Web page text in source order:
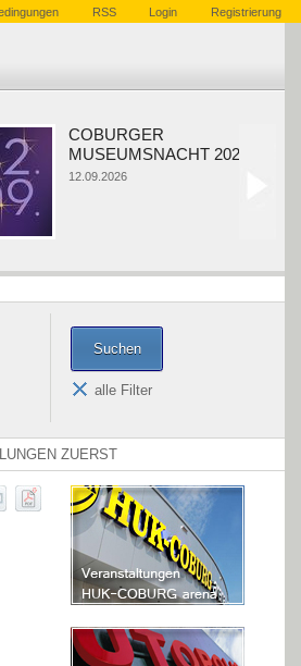
RSS Login Registrierung
COBURGER
MUSEUMSNACHT 2026
12.09.2026
alle Filter
ZUERST